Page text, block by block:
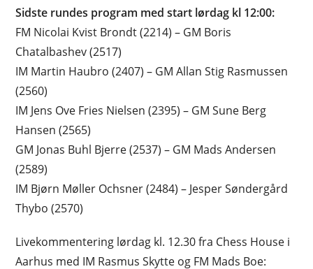
Sidste rundes program med start lørdag kl 12:00:
FM Nicolai Kvist Brondt (2214) – GM Boris
Chatalbashev (2517)
IM Martin Haubro (2407) – GM Allan Stig Rasmussen
(2560)
IM Jens Ove Fries Nielsen (2395) – GM Sune Berg
Hansen (2565)
GM Jonas Buhl Bjerre (2537) – GM Mads Andersen
(2589)
IM Bjørn Møller Ochsner (2484) – Jesper Søndergård
Thybo (2570)
Livekommentering lørdag kl. 12.30 fra Chess House i
Aarhus med IM Rasmus Skytte og FM Mads Boe: